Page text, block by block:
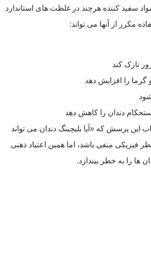
سفید کننده هرچند در غلظت ‌های استاندارد
مکرر از آنها می ‌تواند:
نازک کند
را افزایش دهد
دندان را کاهش دهد
این پرسش که «آیا بلیچینگ دندان می تواند
نظر فیزیکی منفی باشد، اما همین اعتیاد ذهنی
ها را به خطر بیندازد.